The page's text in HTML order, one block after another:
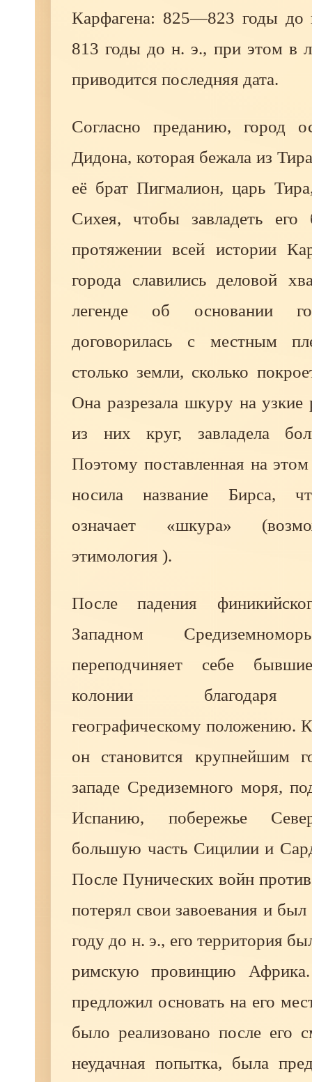
Карфагена: 825—823 годы
813 годы до н. э., при этом в
приводится последняя дата.
Согласно преданию, город
Дидона, которая бежала из
её брат Пигмалион, царь
Сихея, чтобы завладеть его
протяжении всей истории
города славились деловой
легенде об основании
договорилась с местным
столько земли, сколько
Она разрезала шкуру на узкие
из них круг, завладела
Поэтому поставленная на
носила название Бирса,
означает «шкура»
этимология ).
После падения
Западном
переподчиняет себе
колонии благодаря
географическому положению.
он становится крупнейшим
западе Средиземного моря,
Испанию, побережье
большую часть Сицилии и
После Пунических войн
потерял свои завоевания и
году до н. э., его территория
римскую провинцию
предложил основать на его
было реализовано после его
неудачная попытка, была